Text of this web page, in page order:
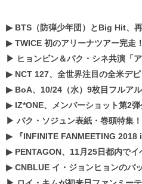
▶ BTS（防弾少年団）とBig Hit、
▶TWICE 初のアリーナツアー完走！「東京ドーム 2DAYS」「ナゴヤドー
▶ ヒョンビン＆パク・シネ共演「アルハン
▶ NCT 127、全世界注目の全米デビュー！日本
▶ BoA、10/24（水）9枚目フルア
▶ IZ*ONE、メンバーショット第2弾
▶ パク・ソジュン表紙・巻頭特集！『韓流
▶
『INFINITE FANMEETING 2018 in JAPAN』開催
▶ PENTAGON、11月25日都内でイ
▶CNBLUE イ・ジョンヒョンのバックステージ